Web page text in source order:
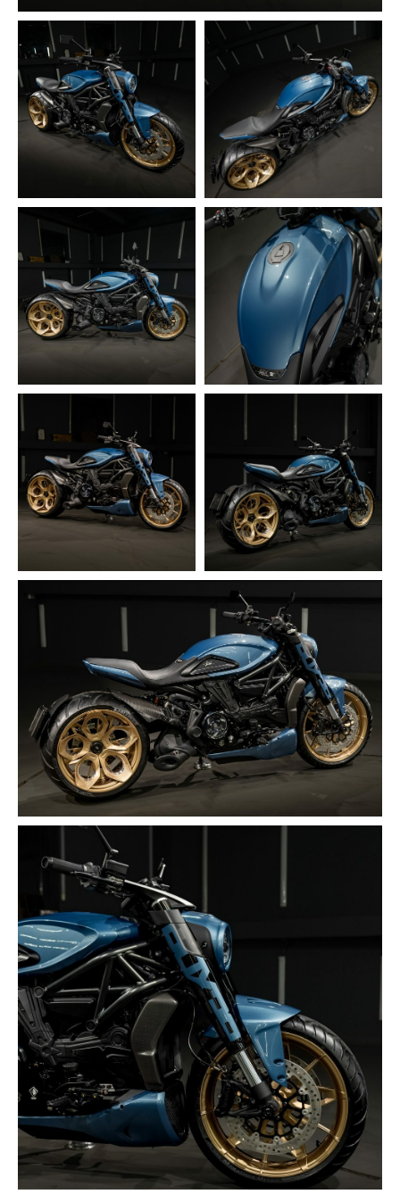
Политика обработки
персональных данных